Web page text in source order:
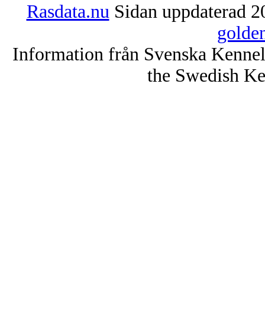
Rasdata.nu Sidan uppdaterad
Information från Svenska
the Swedish